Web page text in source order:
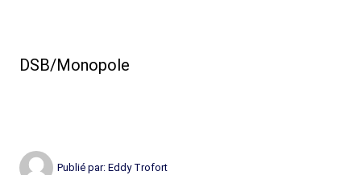
DSB/Monopole
Publié par: Eddy Trofort